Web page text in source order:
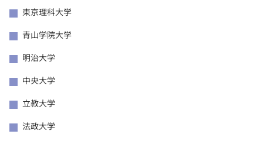
東京理科大学
青山学院大学
明治大学
中央大学
立教大学
法政大学